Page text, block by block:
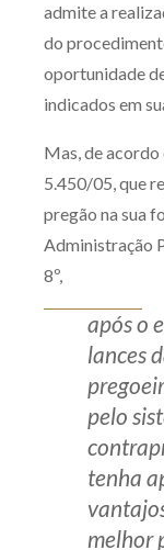
Batel
admite a
do
oportunidade
indicados em
Mas, de
5.450/05, que
pregão na sua
Administração
8º,
após o
lances
pelo
tenha
melhor